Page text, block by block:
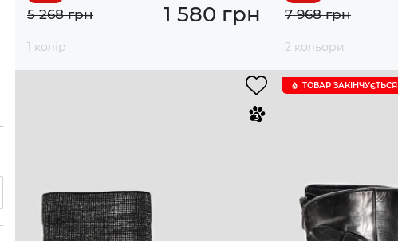
1 580 грн
5 268 грн
1 колір
7 968 грн
2 кольори
ТОВАР ЗАКІНЧУЄTЬСЯ